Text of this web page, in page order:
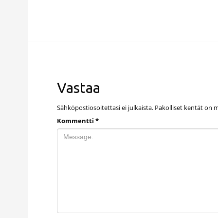
Vastaa
Sähköpostiosoitettasi ei julkaista. Pakolliset kentät on
Kommentti *